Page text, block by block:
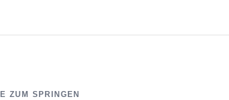
ZUM SPRINGEN